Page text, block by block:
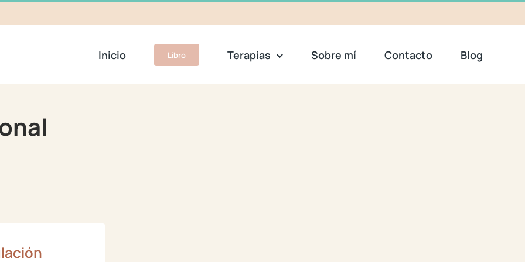
Inicio Libro Terapias Sobre mí Contacto Blog